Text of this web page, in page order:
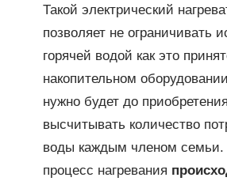
Такой электрический
позволяет не ограничивать
горячей водой как это
накопительном
нужно будет до приобретения
высчитывать количество
воды каждым членом семьи.
процесс нагревания